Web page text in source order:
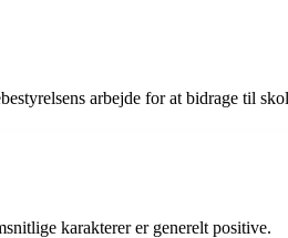
arbejde for at bidrage til
karakterer er generelt positive.